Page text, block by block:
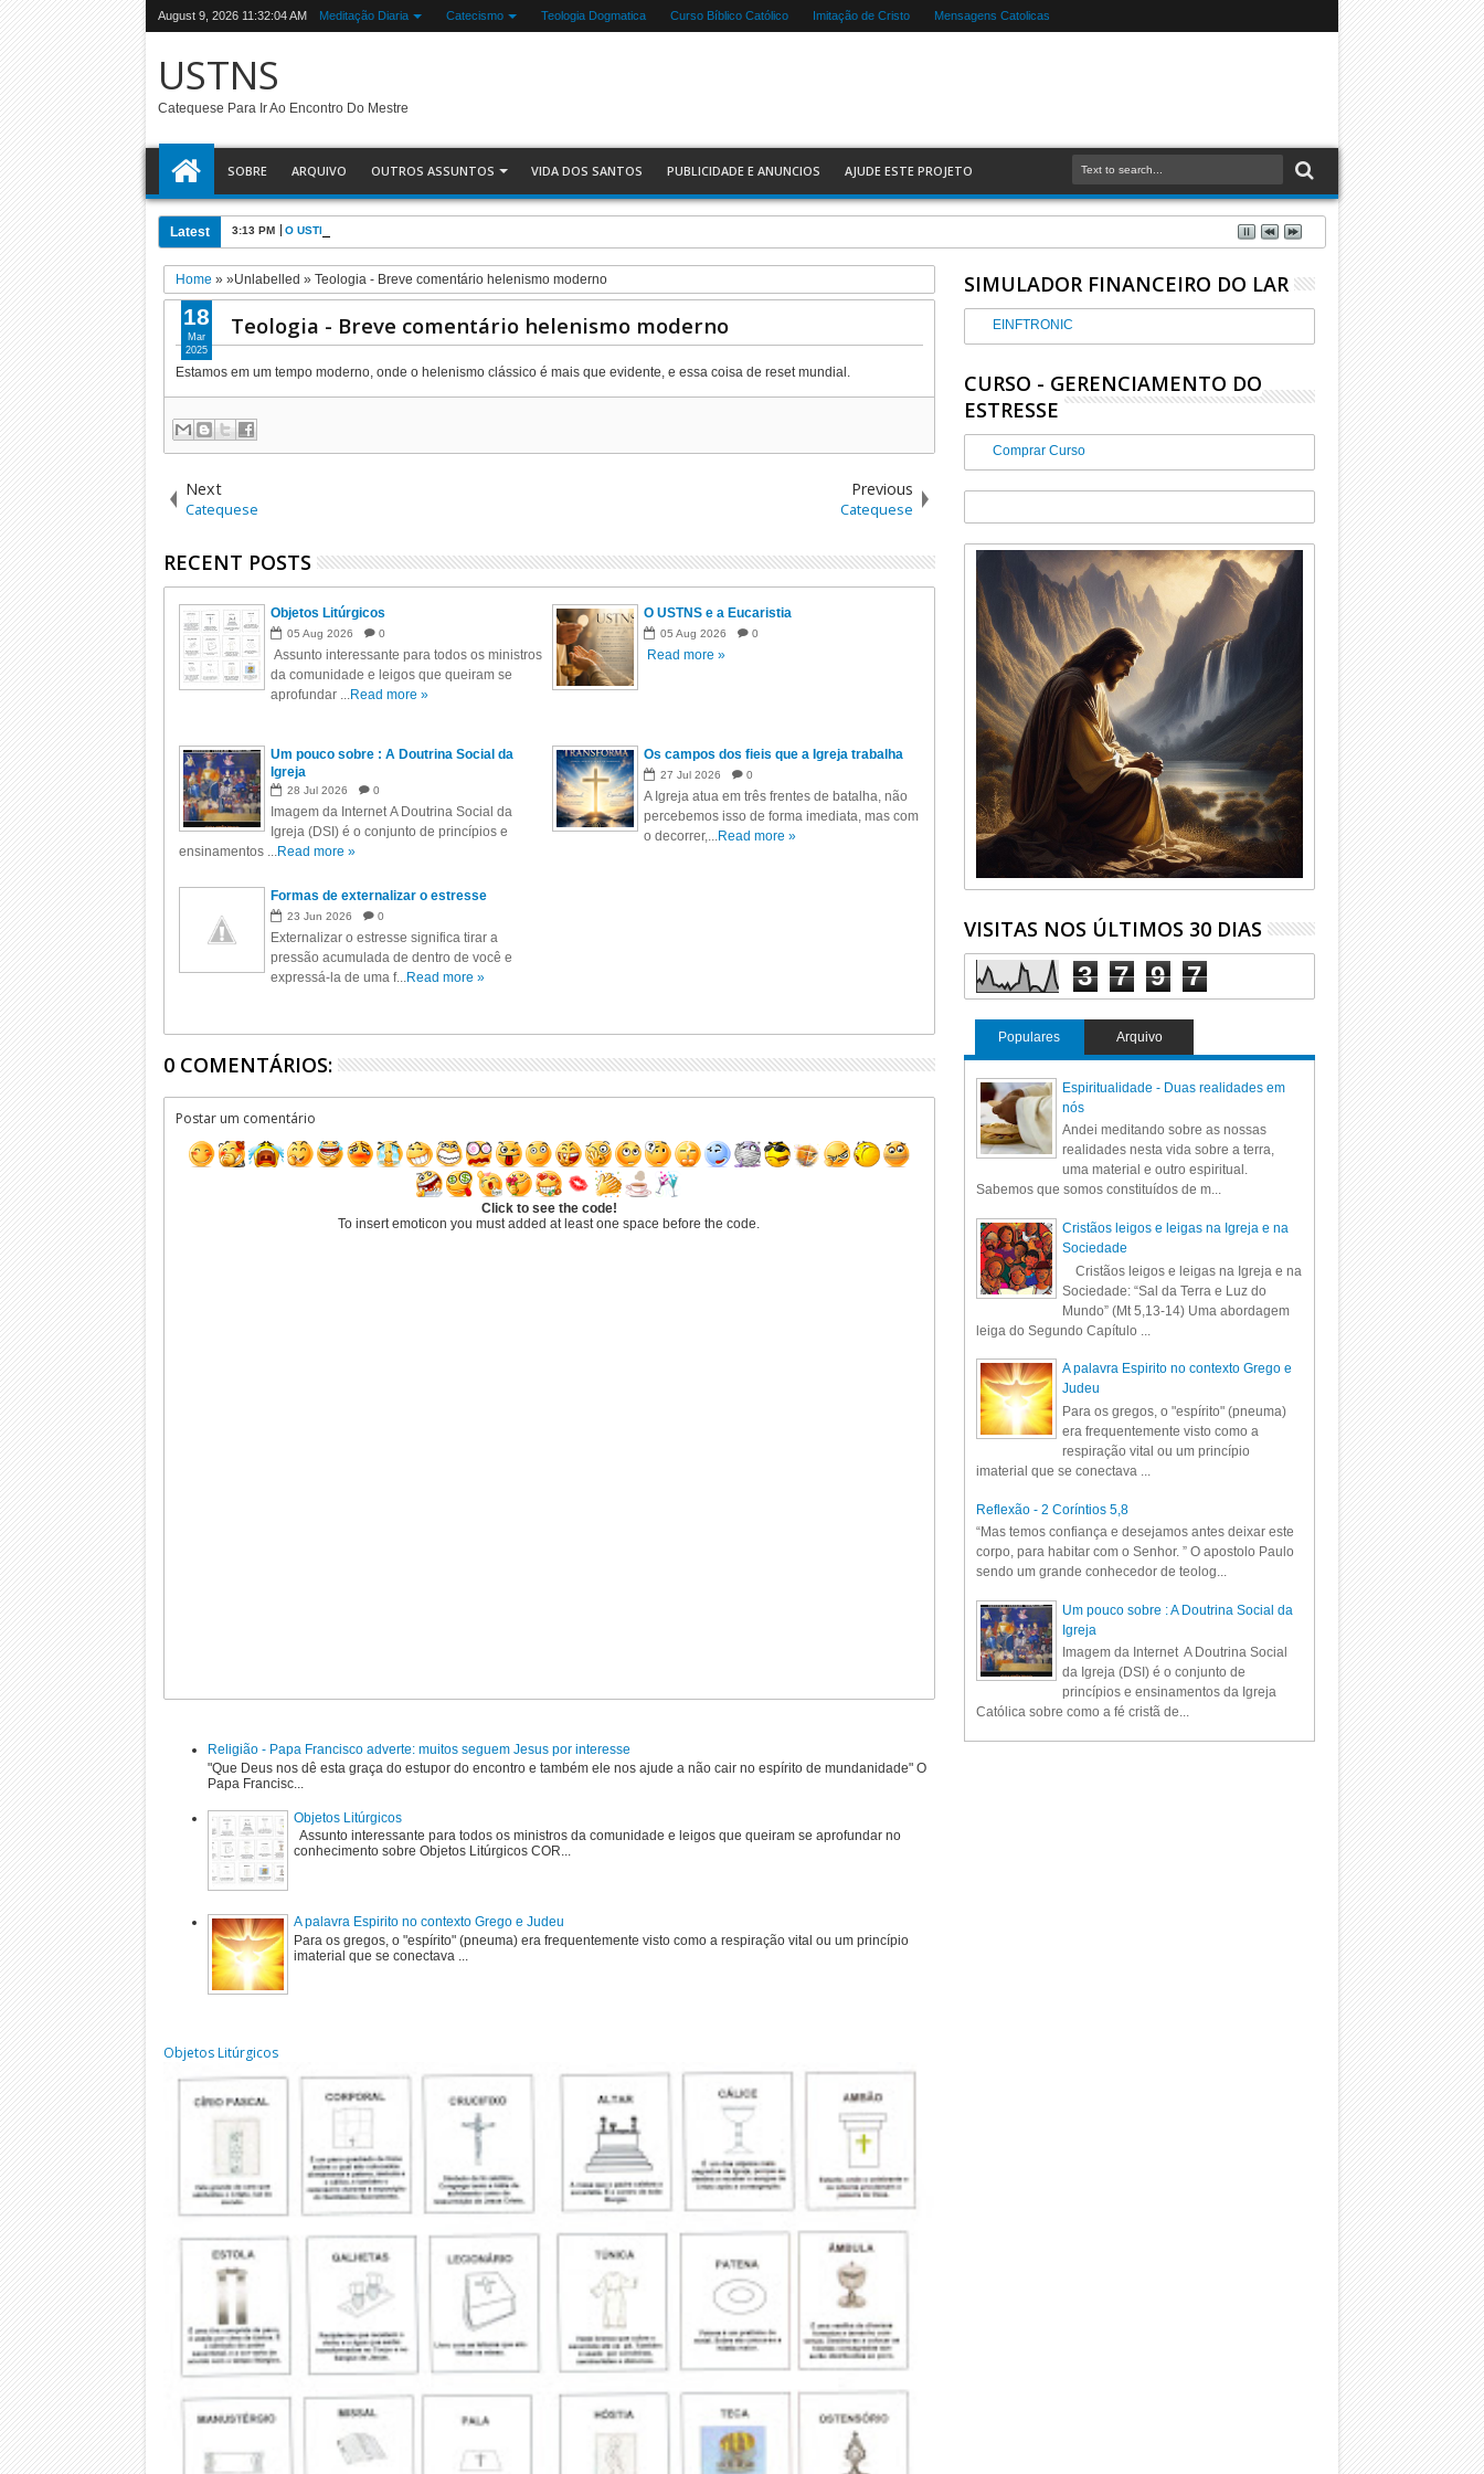
August 9, 2026 11:32:04 AM Meditação Diaria Catecismo Teologia Dogmatica Curso Bíblico Católico Imitação de Cristo Mensagens Catolicas
USTNS
Catequese Para Ir Ao Encontro Do Mestre
SOBRE ARQUIVO OUTROS ASSUNTOS VIDA DOS SANTOS PUBLICIDADE E ANUNCIOS AJUDE ESTE PROJETO
Latest 3:13 PM O USTNS e a Eucaristia
Home » »Unlabelled »Teologia - Breve comentário helenismo moderno
Teologia - Breve comentário helenismo moderno
Estamos em um tempo moderno, onde o helenismo clássico é mais que evidente, e essa coisa de reset mundial.
18
Mar
2025
Next
Catequese
Previous
Catequese
RECENT POSTS
Objetos Litúrgicos
05 Aug 2026 0
Assunto interessante para todos os ministros
da comunidade e leigos que queiram se
aprofundar ...Read more »
O USTNS e a Eucaristia
05 Aug 2026 0
Read more »
Um pouco sobre : A Doutrina Social da
Igreja
28 Jul 2026 0
Imagem da Internet A Doutrina Social da
Igreja (DSI) é o conjunto de princípios e
ensinamentos ...Read more »
Os campos dos fieis que a Igreja trabalha
27 Jul 2026 0
A Igreja atua em três frentes de batalha, não
percebemos isso de forma imediata, mas com
o decorrer,...Read more »
Formas de externalizar o estresse
23 Jun 2026 0
Externalizar o estresse significa tirar a
pressão acumulada de dentro de você e
expressá-la de uma f...Read more »
0 COMENTÁRIOS:
Postar um comentário
Click to see the code!
To insert emoticon you must added at least one space before the code.
Religião - Papa Francisco adverte: muitos seguem Jesus por interesse
"Que Deus nos dê esta graça do estupor do encontro e também ele nos ajude a não cair no espírito de mundanidade" O
Papa Francisc...
Objetos Litúrgicos
Assunto interessante para todos os ministros da comunidade e leigos que queiram se aprofundar no
conhecimento sobre Objetos Litúrgicos COR...
A palavra Espirito no contexto Grego e Judeu
Para os gregos, o "espírito" (pneuma) era frequentemente visto como a respiração vital ou um princípio
imaterial que se conectava ...
Objetos Litúrgicos
SIMULADOR FINANCEIRO DO LAR
EINFTRONIC
CURSO - GERENCIAMENTO DO
ESTRESSE
Comprar Curso
VISITAS NOS ÚLTIMOS 30 DIAS
3 7 9 7
Populares Arquivo
Espiritualidade - Duas realidades em
nós
Andei meditando sobre as nossas
realidades nesta vida sobre a terra,
uma material e outro espiritual.
Sabemos que somos constituídos de m...
Cristãos leigos e leigas na Igreja e na
Sociedade
Cristãos leigos e leigas na Igreja e na
Sociedade: “Sal da Terra e Luz do
Mundo” (Mt 5,13-14) Uma abordagem
leiga do Segundo Capítulo ...
A palavra Espirito no contexto Grego e
Judeu
Para os gregos, o "espírito" (pneuma)
era frequentemente visto como a
respiração vital ou um princípio
imaterial que se conectava ...
Reflexão - 2 Coríntios 5,8
“Mas temos confiança e desejamos antes deixar este
corpo, para habitar com o Senhor. ” O apostolo Paulo
sendo um grande conhecedor de teolog...
Um pouco sobre : A Doutrina Social da
Igreja
Imagem da Internet A Doutrina Social
da Igreja (DSI) é o conjunto de
princípios e ensinamentos da Igreja
Católica sobre como a fé cristã de...